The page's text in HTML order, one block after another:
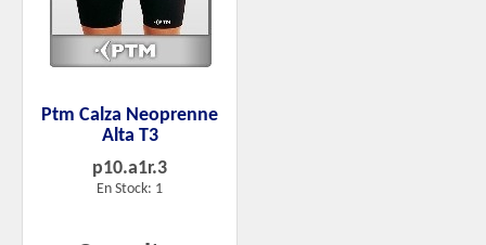
Ptm Calza Neoprenne
Alta T3
p10.a1r.3
En Stock: 1